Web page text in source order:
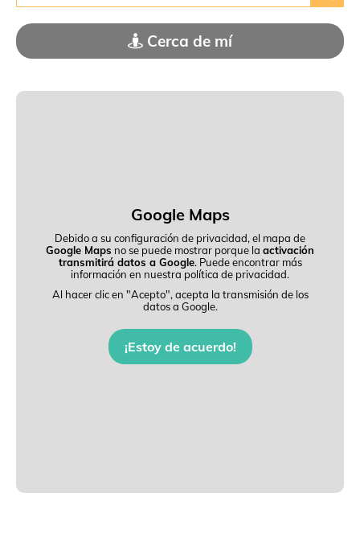
Cerca de mí
Google Maps
Debido a su configuración de privacidad, el mapa de
Google Maps no se puede mostrar porque la activación
transmitirá datos a Google. Puede encontrar más
información en nuestra política de privacidad.
Al hacer clic en "Acepto", acepta la transmisión de los
datos a Google.
¡Estoy de acuerdo!